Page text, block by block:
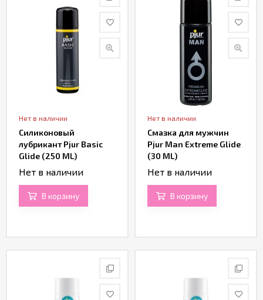
Нет в наличии
Силиконовый
лубрикант Pjur Basic
Glide (250 ML)
Нет в наличии
В корзину
Нет в наличии
Смазка для мужчин
Pjur Man Extreme Glide
(30 ML)
Нет в наличии
В корзину